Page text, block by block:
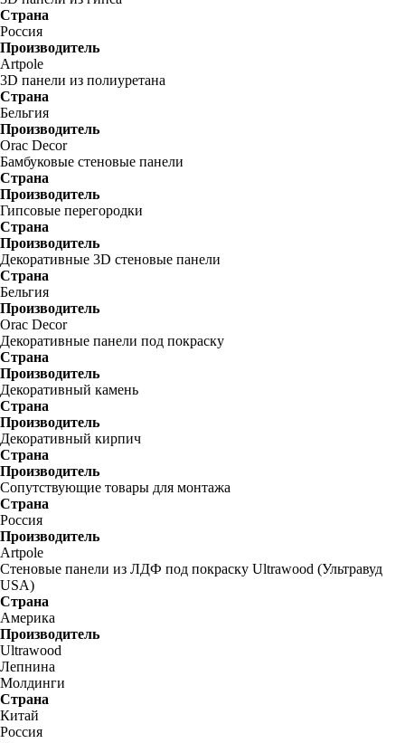
Страна
Россия
Производитель
Artpole
3D панели из полиуретана
Страна
Бельгия
Производитель
Orac Decor
Бамбуковые стеновые панели
Страна
Производитель
Гипсовые перегородки
Страна
Производитель
Декоративные 3D стеновые панели
Страна
Бельгия
Производитель
Orac Decor
Декоративные панели под покраску
Страна
Производитель
Декоративный камень
Страна
Производитель
Декоративный кирпич
Страна
Производитель
Сопутствующие товары для монтажа
Страна
Россия
Производитель
Artpole
Стеновые панели из ЛДФ под покраску Ultrawood (Ультравуд
USA)
Страна
Америка
Производитель
Ultrawood
Лепнина
Молдинги
Страна
Китай
Россия